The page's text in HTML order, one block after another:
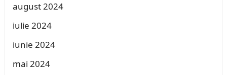
august 2024
iulie 2024
iunie 2024
mai 2024